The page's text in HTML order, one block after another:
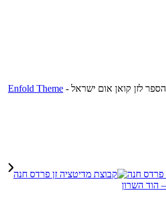
לזן קואן אום ישראל - Enfold Theme
פרדס חנה
הוד השרון